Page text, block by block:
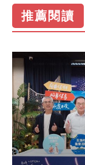
推薦閱讀